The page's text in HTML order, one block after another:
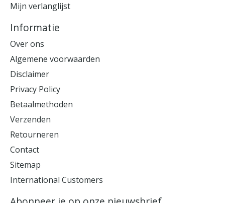
Mijn verlanglijst
Informatie
Over ons
Algemene voorwaarden
Disclaimer
Privacy Policy
Betaalmethoden
Verzenden
Retourneren
Contact
Sitemap
International Customers